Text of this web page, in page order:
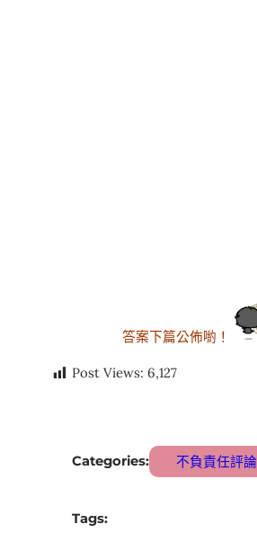
答案下篇公佈喲！
Post Views: 6,127
Categories: 不負責任評論
Tags: